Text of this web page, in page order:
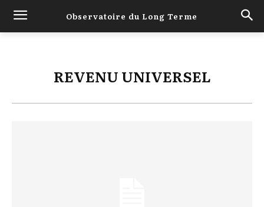
Observatoire du Long Terme
REVENU UNIVERSEL